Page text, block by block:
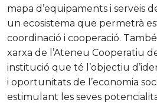
mapa d’equipaments i serveis
un ecosistema que permetrà
coordinació i cooperació.
xarxa de l’Ateneu Cooperatiu
institució que té l’objectiu
i oportunitats de l’economia
estimulant les seves